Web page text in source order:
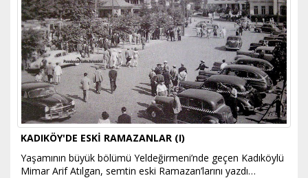
KADIKÖY'DE ESKİ RAMAZANLAR (I)
Yaşamının büyük bölümü Yeldeğirmeni’nde geçen Kadıköylü
Mimar Arif Atılgan, semtin eski Ramazan’larını yazdı…